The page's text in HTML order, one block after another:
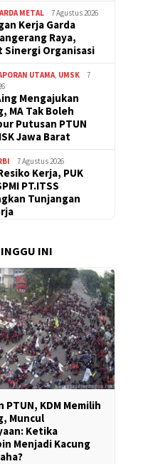
METAL 7 Agustus 2026
Kerja Garda
Raya,
Sinergi Organisasi
UTAMA UMSK
7
Mengajukan
MA Tak Boleh
Putusan PTUN
Jawa Barat
7 Agustus 2026
Kerja, PUK
PT.ITSS
Tunjangan
INI
PTUN, KDM Memilih
Muncul
Ketika
Menjadi Kacung